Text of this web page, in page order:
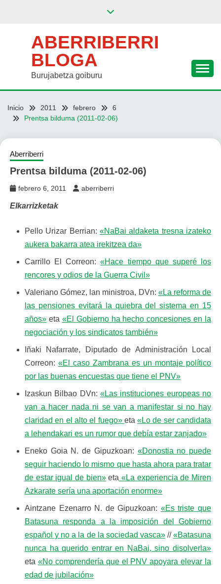
ABERRIBERRI
BLOGA
Burujabetza goiburu
Inicio 2011 febrero
6
Prentsa bilduma (2011-02-06)
Aberriberri
Prentsa bilduma (2011-02-06)
febrero 6, 2011 aberriberri
Elkarrizketak
Pello Urizar Berrian: «NaBai aldaketa tresna izateko
aukera bakarra atea irekitzea da»
Carrillo El Correon:«Hace tiempo que superé los
rencores y odios de la Guerra Civil»
Valeriano Gómez, lan ministroa, DVn: «La reforma de
las pensiones evitará la quiebra del sistema en 15
años» eta «El Gobierno ha hecho concesiones en la
negociación y los sindicatos también»
Iñaki Nafarrate, Diputado de Administración Local
Correon: «El caso Zambrana es un montaje político
por las buenas encuestas que tiene el PNV»
Izaskun Bilbao DVn: «Las instituciones europeas no
van a hacer nada ni se van a manifestar si no hay
claridad en el alto el fuego» eta«Lo de ser candidata
a lehendakari es un rumor que debía estar zanjado»
Eneko Goia N. de Gipuzkoan: «Donostia no puede
seguir haciendo lo mismo que hasta ahora para tratar
de estar igual de bien»eta «La experiencia de Miren
Azkarate sería una aportación enorme»
Aintzane Ezenarro N. de Gipuzkoan: «Es triste que
Batasuna responda a la imposición del Gobierno
español y no a la de la sociedad vasca»//«Batasuna
nunca ha querido entrar en NaBai, sino disolverla»
eta «No comprendería que el PNV apoyara elevar la
edad de jubilación»